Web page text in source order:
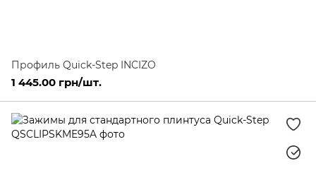
Профиль Quick-Step INCIZO
1 445.00 грн/шт.